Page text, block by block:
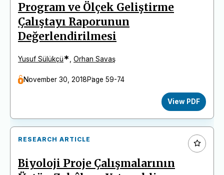
Program ve Ölçek Geliştirme
Çalıştayı Raporunun
Değerlendirilmesi
Yusuf Sülükçü* Orhan Savaş
November 30, 2018Page 59-74
View PDF
RESEARCH ARTICLE
Biyoloji Proje Çalışmalarının